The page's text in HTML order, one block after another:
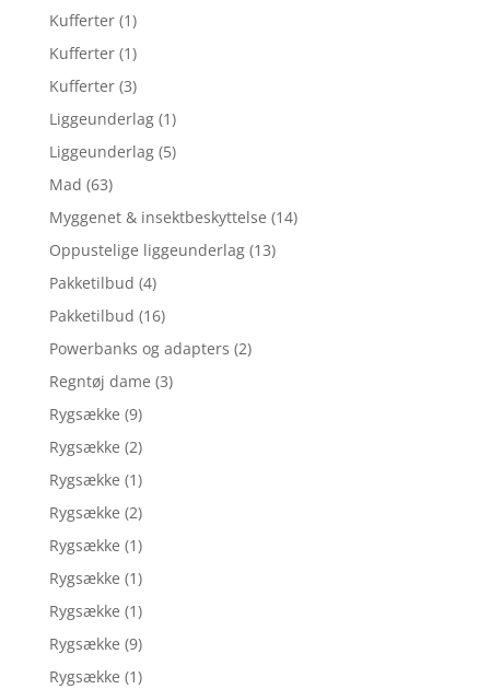
Kufferter (1)
Kufferter (1)
Kufferter (3)
Liggeunderlag (1)
Liggeunderlag (5)
Mad (63)
Myggenet & insektbeskyttelse (14)
Oppustelige liggeunderlag (13)
Pakketilbud (4)
Pakketilbud (16)
Powerbanks og adapters (2)
Regntøj dame (3)
Rygsække (9)
Rygsække (2)
Rygsække (1)
Rygsække (2)
Rygsække (1)
Rygsække (1)
Rygsække (1)
Rygsække (9)
Rygsække (1)